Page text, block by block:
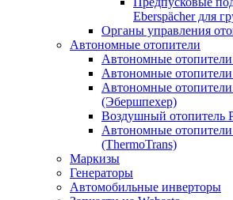
Eberspächer для
Органы управления
Автономные отопители
Автономные
Автономные отопители
Автономные
(Эбершпехер)
Воздушный отопитель
Автономные
(ThermoTrans)
Маркизы
Генераторы
Автомобильные инверторы